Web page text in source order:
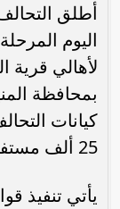
أطلق
لأهالي قرية
كيانات
25 ألف مستفيد.
يأتي تنفيذ